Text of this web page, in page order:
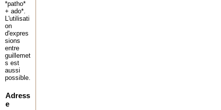
*patho*
+ ado*.
L'utilisati
on
d'expres
sions
entre
guillemet
s est
aussi
possible.
Adress
e